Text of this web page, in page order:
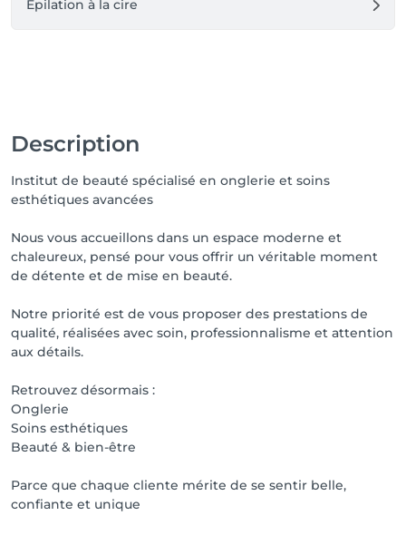
Épilation à la cire
Description
Institut de beauté spécialisé en onglerie et soins
esthétiques avancées
Nous vous accueillons dans un espace moderne et
chaleureux, pensé pour vous offrir un véritable moment
de détente et de mise en beauté.
Notre priorité est de vous proposer des prestations de
qualité, réalisées avec soin, professionnalisme et attention
aux détails.
Retrouvez désormais :
Onglerie
Soins esthétiques
Beauté & bien-être
Parce que chaque cliente mérite de se sentir belle,
confiante et unique